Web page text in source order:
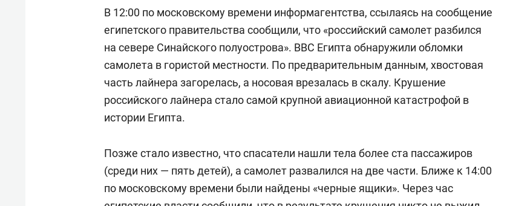
В 12:00 по московскому времени информагентства, ссылаясь на сообщение
египетского правительства сообщили, что «российский самолет разбился
на севере Синайского полуострова». ВВС Египта обнаружили обломки
самолета в гористой местности. По предварительным данным, хвостовая
часть лайнера загорелась, а носовая врезалась в скалу. Крушение
российского лайнера стало самой крупной авиационной катастрофой в
истории Египта.
Позже стало известно, что спасатели нашли тела более ста пассажиров
(среди них — пять детей), а самолет развалился на две части. Ближе к 14:00
по московскому времени были найдены «черные ящики». Через час